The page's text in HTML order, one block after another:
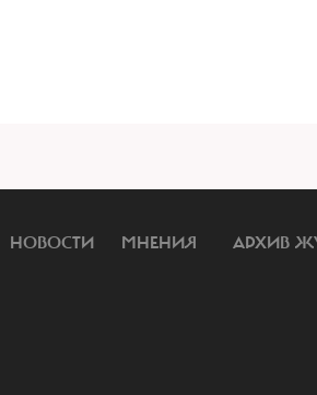
НОВОСТИ МНЕНИЯ АРХИВ